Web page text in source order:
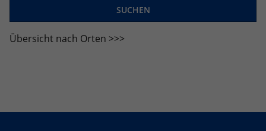
Übersicht nach Orten >>>
Google Analytics
Laufzeit 1 Minute